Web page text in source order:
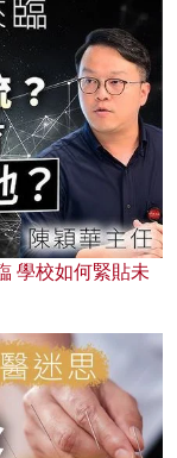
學校如何緊貼未